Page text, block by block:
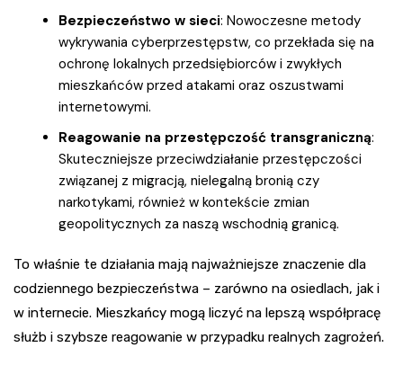
Bezpieczeństwo w sieci: Nowoczesne metody
wykrywania cyberprzestępstw, co przekłada się na
ochronę lokalnych przedsiębiorców i zwykłych
mieszkańców przed atakami oraz oszustwami
internetowymi.
Reagowanie na przestępczość transgraniczną:
Skuteczniejsze przeciwdziałanie przestępczości
związanej z migracją, nielegalną bronią czy
narkotykami, również w kontekście zmian
geopolitycznych za naszą wschodnią granicą.
To właśnie te działania mają najważniejsze znaczenie dla
codziennego bezpieczeństwa – zarówno na osiedlach, jak i
w internecie. Mieszkańcy mogą liczyć na lepszą współpracę
służb i szybsze reagowanie w przypadku realnych zagrożeń.